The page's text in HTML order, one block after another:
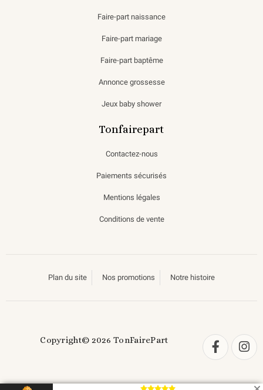
Faire-part naissance
Faire-part mariage
Faire-part baptême
Annonce grossesse
Jeux baby shower
Tonfairepart
Contactez-nous
Paiements sécurisés
Mentions légales
Conditions de vente
Plan du site Nos promotions Notre histoire
Copyright© 2026 TonFairePart